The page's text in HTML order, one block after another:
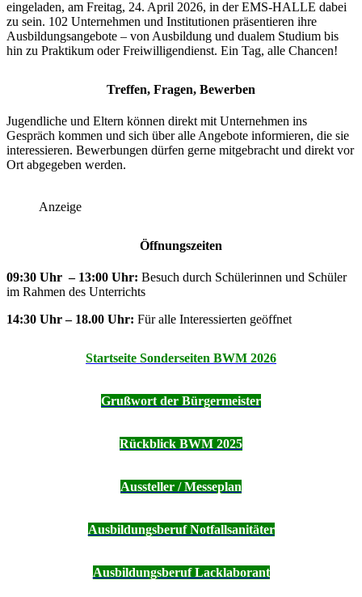
eingeladen, am Freitag, 24. April 2026, in der EMS-HALLE dabei
zu sein. 102 Unternehmen und Institutionen präsentieren ihre
Ausbildungsangebote – von Ausbildung und dualem Studium bis
hin zu Praktikum oder Freiwilligendienst. Ein Tag, alle Chancen!
Treffen, Fragen, Bewerben
Jugendliche und Eltern können direkt mit Unternehmen ins
Gespräch kommen und sich über alle Angebote informieren, die sie
interessieren. Bewerbungen dürfen gerne mitgebracht und direkt vor
Ort abgegeben werden.
Anzeige
Öffnungszeiten
09:30 Uhr – 13:00 Uhr: Besuch durch Schülerinnen und Schüler
im Rahmen des Unterrichts
14:30 Uhr – 18.00 Uhr: Für alle Interessierten geöffnet
Startseite Sonderseiten BWM 2026
Grußwort der Bürgermeister
Rückblick BWM 2025
Aussteller / Messeplan
Ausbildungsberuf Notfallsanitäter
Ausbildungsberuf Lacklaborant